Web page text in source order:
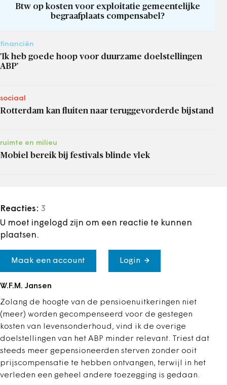
Btw op kosten voor exploitatie gemeentelijke
begraafplaats compensabel?
financiën
'Ik heb goede hoop voor duurzame doelstellingen
ABP'
sociaal
Rotterdam kan fluiten naar teruggevorderde bijstand
ruimte en milieu
Mobiel bereik bij festivals blinde vlek
Reacties: 3
U moet ingelogd zijn om een reactie te kunnen
plaatsen.
Maak een account Login
W.F.M. Jansen
Zolang de hoogte van de pensioenuitkeringen niet
(meer) worden gecompenseerd voor de gestegen
kosten van levensonderhoud, vind ik de overige
doelstellingen van het ABP minder relevant. Triest dat
steeds meer gepensioneerden sterven zonder ooit
prijscompensatie te hebben ontvangen, terwijl in het
verleden een geheel andere toezegging is gedaan.